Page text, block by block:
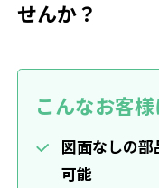
せんか？
こんなお客
図面なしの
可能